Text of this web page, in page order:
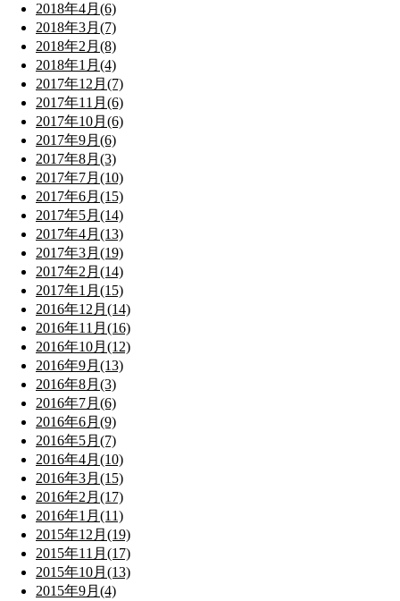
2018年4月(6)
2018年3月(7)
2018年2月(8)
2018年1月(4)
2017年12月(7)
2017年11月(6)
2017年10月(6)
2017年9月(6)
2017年8月(3)
2017年7月(10)
2017年6月(15)
2017年5月(14)
2017年4月(13)
2017年3月(19)
2017年2月(14)
2017年1月(15)
2016年12月(14)
2016年11月(16)
2016年10月(12)
2016年9月(13)
2016年8月(3)
2016年7月(6)
2016年6月(9)
2016年5月(7)
2016年4月(10)
2016年3月(15)
2016年2月(17)
2016年1月(11)
2015年12月(19)
2015年11月(17)
2015年10月(13)
2015年9月(4)